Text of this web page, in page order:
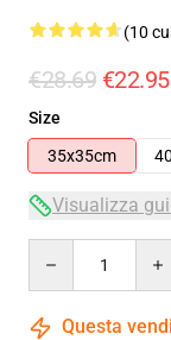
(10
€28.69 €22.95
Size
35x35cm
Visualizza
Questa